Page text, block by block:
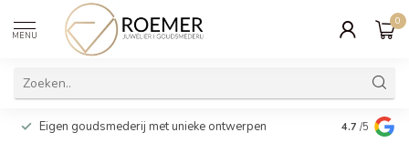
MENU
0
Eigen goudsmederij met unieke ontwerpen Wij
cadeau
4.7 /5